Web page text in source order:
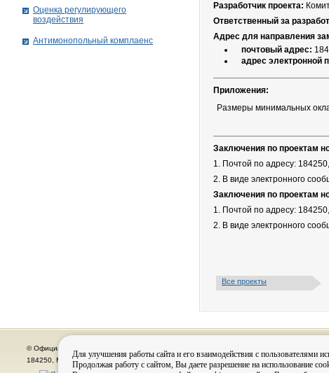
Для улучшения работы сайта и его взаимодействия с пользователями
Продолжая работу с сайтом, Вы даете разрешение на использование
Разработчик проекта:
Ответственный за
Адрес для направления
почтовый адрес:
адрес электронной
Приложения:
Размеры минимальных
Заключения по проектам
1. Почтой по адресу:
2. В виде электронного
Заключения по проектам
1. Почтой по адресу:
2. В виде электронного
Все проекты
Оценка регулирующего
воздействия
Антимонопольный комплаенс
© Официальный сайт органов местного самоуправления города Кировска
184250, Мурманская область, г. Кировск, пр. Ленина, д. 16, тел.: (815-31) 98-700